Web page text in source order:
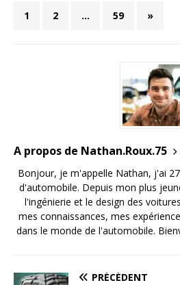
1 2 … 59 »
A propos de Nathan.Roux.75
Bonjour, je m'appelle Nathan, j'ai
d'automobile. Depuis mon plus
l'ingénierie et le design des
mes connaissances, mes
dans le monde de l'automobile.
PRÉCÉDENT